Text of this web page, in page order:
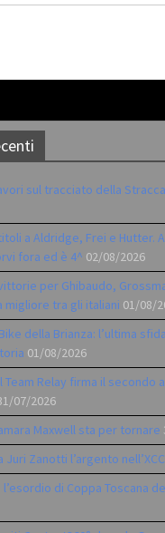
sul tracciato della
a Aldridge, Frei e Hutter.
fora ed è 4^ 02/08/2026
per Ghibaudo,
migliore tra gli italiani 01/08/
della Brianza: l’ultima
01/08/2026
Team Relay firma il secondo
07/2026
Maxwell sta per tornare
Juri Zanotti l’argento nell’XCC
di Coppa Toscana